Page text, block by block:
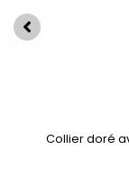
Collier doré